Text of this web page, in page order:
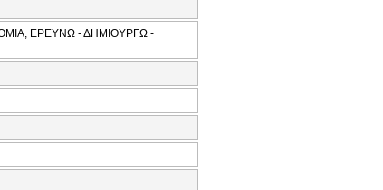
ΕΡΕΥΝΩ - ΔΗΜΙΟΥΡΓΩ -